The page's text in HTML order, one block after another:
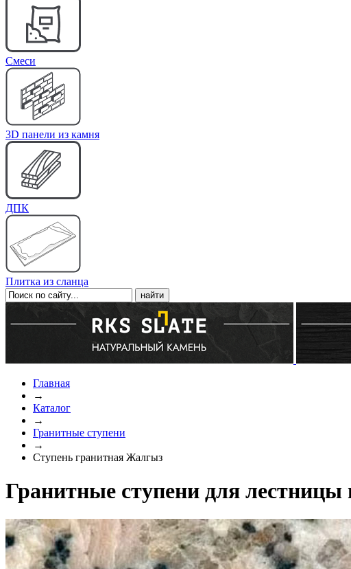
Cмеси
3D панели из камня
ДПК
Плитка из сланца
Главная
→
Каталог
→
Гранитные ступени
→
Ступень гранитная Жалгыз
Гранитные ступени для